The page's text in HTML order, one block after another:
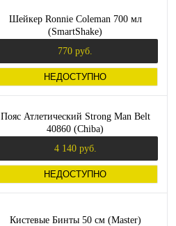
Шейкер Ronnie Coleman 700 мл
(SmartShake)
770 руб.
НЕДОСТУПНО
Пояс Атлетический Strong Man Belt
40860 (Chiba)
4 140 руб.
НЕДОСТУПНО
Кистевые Бинты 50 см (Master)